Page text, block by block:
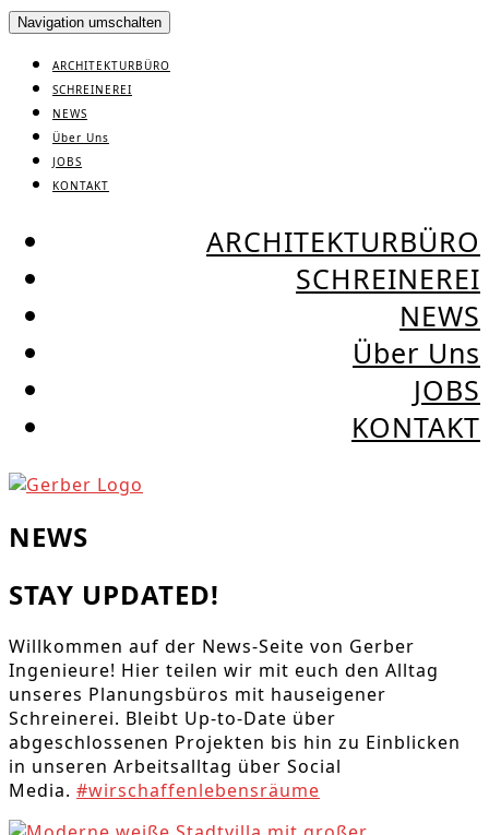
Navigation umschalten
ARCHITEKTURBÜRO
SCHREINEREI
NEWS
Über Uns
JOBS
KONTAKT
ARCHITEKTURBÜRO
SCHREINEREI
NEWS
Über Uns
JOBS
KONTAKT
NEWS
STAY UPDATED!
Willkommen auf der News-Seite von Gerber
Ingenieure! Hier teilen wir mit euch den Alltag
unseres Planungsbüros mit hauseigener
Schreinerei. Bleibt Up-to-Date über
abgeschlossenen Projekten bis hin zu Einblicken
in unseren Arbeitsalltag über Social
Media. #wirschaffenlebensräume